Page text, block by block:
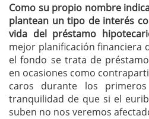
Como su propio nombre
plantean un tipo de interés
vida del préstamo
mejor planificación financiera
el fondo se trata de
en ocasiones como
caros durante los
tranquilidad de que si el
suben no nos veremos